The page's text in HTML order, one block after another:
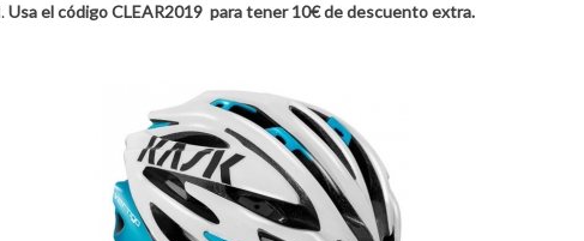
Usa el código CLEAR2019 para tener 10€ de descuento extra.